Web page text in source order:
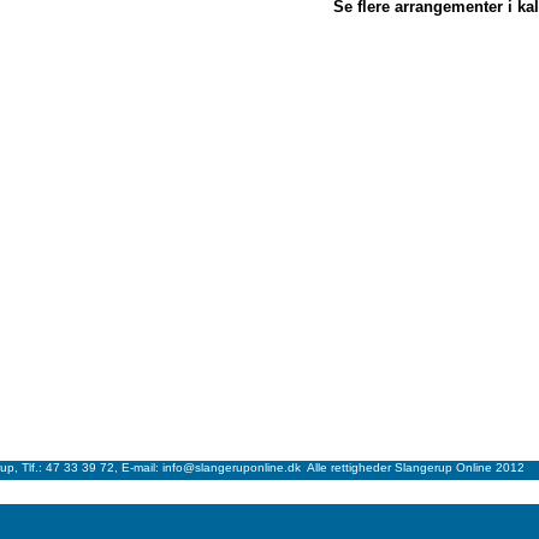
Se flere arrangementer i
Tlf.: 47 33 39 72, E-mail: info@slangeruponline.dk Alle rettigheder Slangerup Online 2012